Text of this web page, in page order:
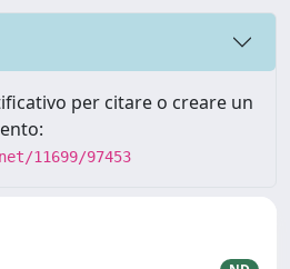
per citare o creare un
11699/97453